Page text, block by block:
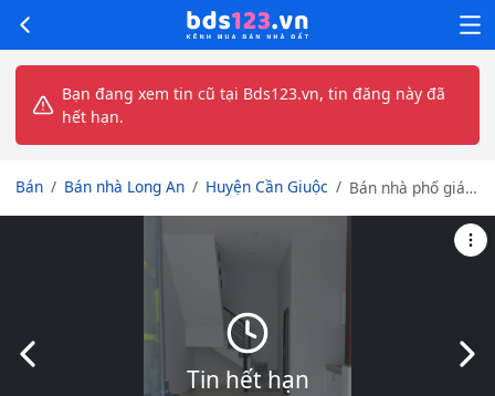
Bạn đang xem tin cũ tại Bds123.vn, tin đăng này đã
hết hạn.
Bán Bán nhà Long An Huyện Cần Giuộc
Bán nhà phố giá
đông đúc Phước
Tin hết hạn
Slide trước